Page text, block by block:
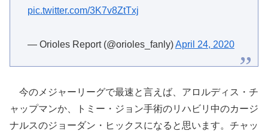
pic.twitter.com/3K7v8ZtTxj
— Orioles Report (@orioles_fanly)April 24, 2020
今のメジャーリーグで最速と言えば、アロルディス・チ
ャップマンか、トミー・ジョン手術のリハビリ中のカージ
ナルスのジョーダン・ヒックスになると思います。チャッ